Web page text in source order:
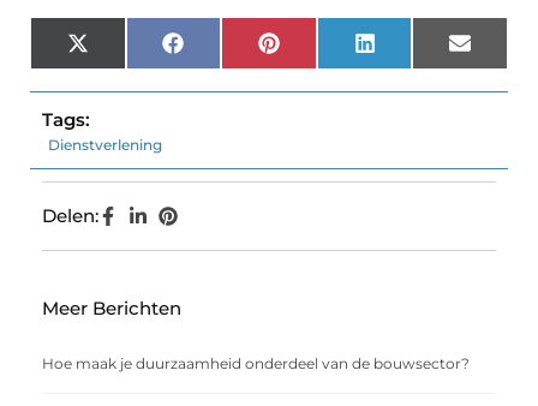
X
(Twitter)
FacebookPinterest LinkedIn Email
Tags:
Dienstverlening
Delen:
Meer Berichten
Hoe maak je duurzaamheid onderdeel van de bouwsector?